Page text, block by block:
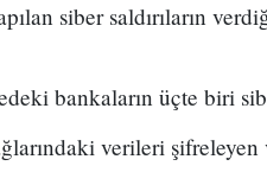
siber saldırıların
bankaların üçte biri
verileri şifreleyen